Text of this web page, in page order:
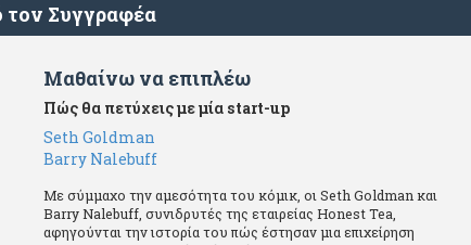
τον Συγγραφέα
Μαθαίνω να επιπλέω
Πώς θα πετύχεις με μία start-up
Seth Goldman
Barry Nalebuff
Με σύμμαχο την αμεσότητα του κόμικ, οι Seth Goldman και
Barry Nalebuff, συνιδρυτές της εταιρείας Honest Tea,
αφηγούνται την ιστορία του πώς έστησαν μια επιχείρηση